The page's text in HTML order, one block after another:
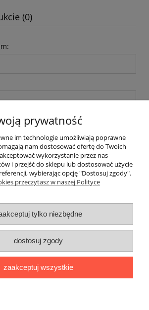
(0)
dom ( POCKET HOME )
gratis
Automatyka NOVATEK
prywatności
Zwroty i reklamacje
24, 21-010 Łęczna (woj. lubelskie)|
prywatność
im technologie umożliwiają poprawne
nam dostosować ofertę do Twoich
wykorzystanie przez nas
i przejść do sklepu lub dostosować użycie
wybierając opcję "Dostosuj zgody".
przeczytasz w naszej Polityce
tylko niezbędne
dostosuj zgody
zaakceptuj wszystkie